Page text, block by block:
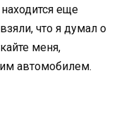
еще
что я думал о
меня,
автомобилем.